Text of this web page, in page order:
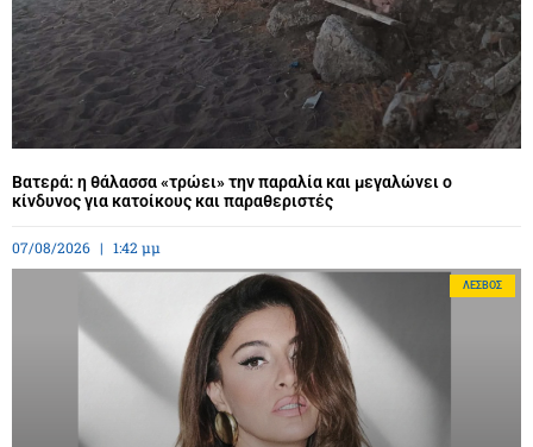
Βατερά: η θάλασσα «τρώει» την παραλία και μεγαλώνει ο
κίνδυνος για κατοίκους και παραθεριστές
07/08/2026 1:42 μμ
ΛΈΣΒΟΣ